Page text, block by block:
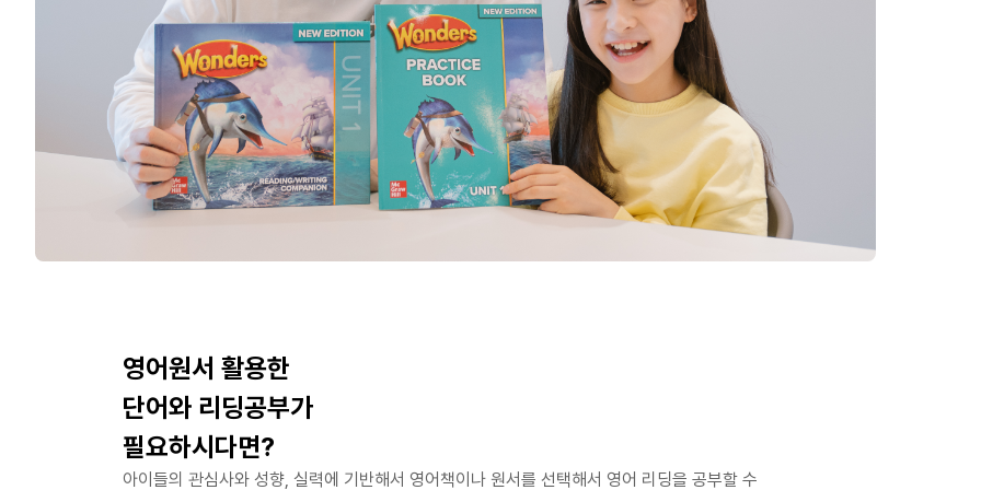
영어원서 활용한
단어와 리딩공부가
필요하시다면?
아이들의 관심사와 성향, 실력에 기반해서 영어책이나 원서를 선택해서 영어 리딩을 공부할 수